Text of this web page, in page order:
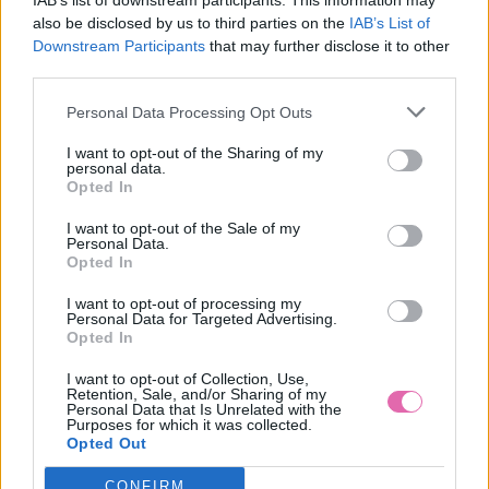
also be disclosed by us to third parties on the IAB’s List of
Downstream Participants that may further disclose it to other
Personal Data Processing Opt Outs
I want to opt-out of the Sharing of my
personal data.
Opted In
I want to opt-out of the Sale of my
Personal Data.
Opted In
I want to opt-out of processing my
Personal Data for Targeted Advertising.
Opted In
I want to opt-out of Collection, Use,
Retention, Sale, and/or Sharing of my
Personal Data that Is Unrelated with the
Purposes for which it was collected.
Opted Out
CONFIRM
TANTE BETSY KOŠEĽOVÉ PÚDROVÉ VZOROVANÉ ŠATY
69,95 €